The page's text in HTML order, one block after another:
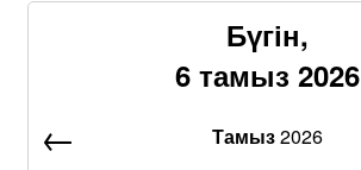
Бүгін,
6 тамыз 2026
Тамыз2026